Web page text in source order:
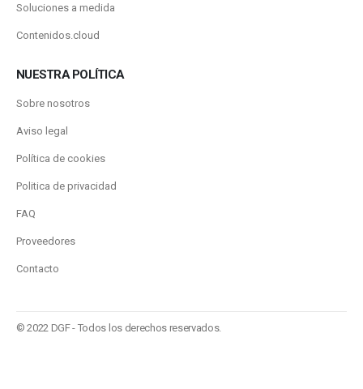
Soluciones a medida
Contenidos.cloud
NUESTRA POLÍTICA
Sobre nosotros
Aviso legal
Política de cookies
Politica de privacidad
FAQ
Proveedores
Contacto
© 2022 DGF - Todos los derechos reservados.